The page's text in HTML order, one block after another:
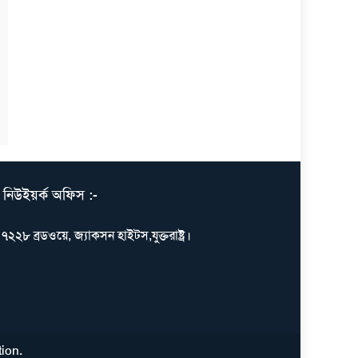
নিউইয়র্ক অফিস :-
৭২২৮ ব্রডওয়ে, জ্যাকসন হাইটস,যুক্তরাষ্ট্র।
.